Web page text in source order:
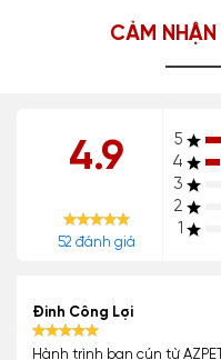
CẢM
4.9
52 đánh giá
5
4
3
2
1
Đinh Công Lợi
Hành trình bạn cún từ